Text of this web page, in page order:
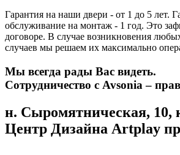
Гарантия на наши двери - от 1 до 5 лет.
обслуживание на монтаж - 1 год. Это
договоре. В случае возникновения
случаев мы решаем их максимально
Мы всегда рады Вас видеть.
Сотрудничество с Avsonia –
н. Сыромятническая, 10,
Центр Дизайна Artplay